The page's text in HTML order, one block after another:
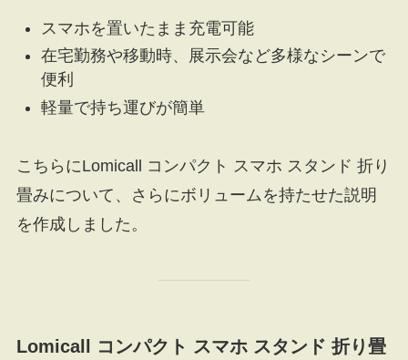
スマホを置いたまま充電可能
在宅勤務や移動時、展示会など多様なシーンで
便利
軽量で持ち運びが簡単
こちらにLomicall コンパクト スマホ スタンド 折り
畳みについて、さらにボリュームを持たせた説明
を作成しました。
Lomicall コンパクト スマホ スタンド 折り畳